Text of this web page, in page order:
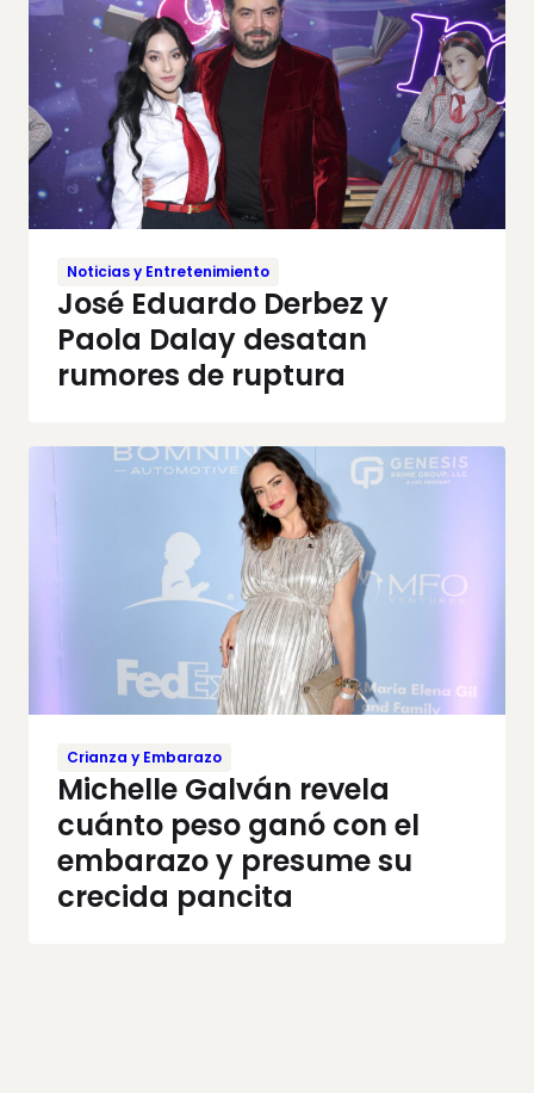
Noticias y Entretenimiento
José Eduardo Derbez y
Paola Dalay desatan
rumores de ruptura
Crianza y Embarazo
Michelle Galván revela
cuánto peso ganó con el
embarazo y presume su
crecida pancita